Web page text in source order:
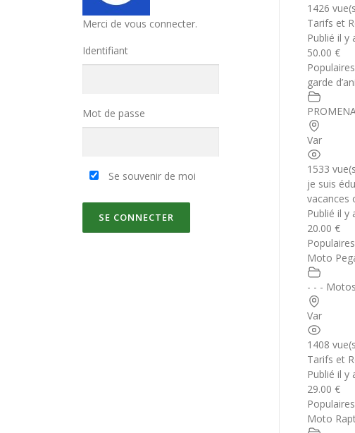
1426
Tarifs et
Publié il y
50.00 €
Populaires
garde
Var
1533
je suis
vacances
Publié il y
20.00 €
Populaires
Moto
- - - Motos
Var
1408
Tarifs et
Publié il y
29.00 €
Populaires
Moto
Merci de vous connecter.
Identifiant
Mot de passe
Se souvenir de moi